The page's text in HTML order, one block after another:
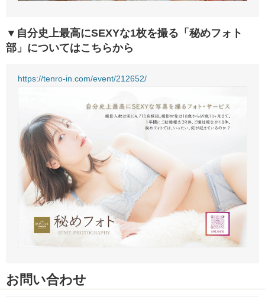
▼自分史上最高にSEXYな1枚を撮る「秘めフォト
部」についてはこちらから
https://tenro-in.com/event/212652/
お問い合わせ